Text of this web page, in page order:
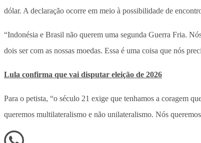
dólar. A declaração ocorre em meio à possibilidade de
“Indonésia e Brasil não querem uma segunda Guerra Fria.
dois ser com as nossas moedas. Essa é uma coisa que nós
Lula confirma que vai disputar eleição de 2026
Para o petista, “o século 21 exige que tenhamos a coragem
queremos multilateralismo e não unilateralismo. Nós